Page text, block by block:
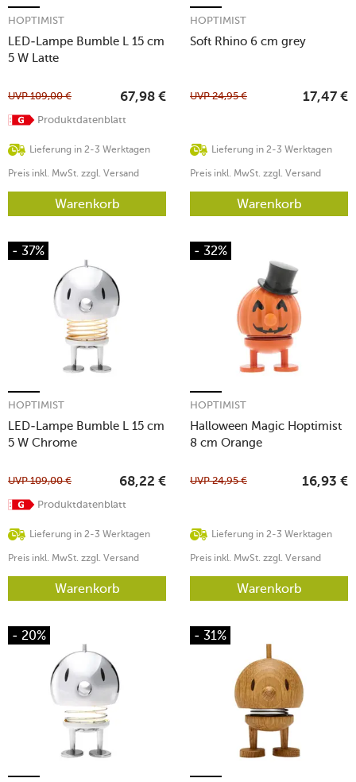
LED-Lampe Bumble L 15 cm
5 W Latte
HOPTIMIST
Lieferung in 2-3 Werktagen
UVP109,00 € 67,98 €
Preis inkl. MwSt. zzgl. Versand
Produktdatenblatt
Warenkorb
Soft Rhino 6 cm grey
HOPTIMIST
Lieferung in 2-3 Werktagen
UVP24,95 € 17,47 €
Preis inkl. MwSt. zzgl. Versand
Warenkorb
- 37%
LED-Lampe Bumble L 15 cm
5 W Chrome
HOPTIMIST
Lieferung in 2-3 Werktagen
UVP109,00 € 68,22 €
Preis inkl. MwSt. zzgl. Versand
Produktdatenblatt
Warenkorb
- 32%
Halloween Magic Hoptimist
8 cm Orange
HOPTIMIST
Lieferung in 2-3 Werktagen
UVP24,95 € 16,93 €
Preis inkl. MwSt. zzgl. Versand
Warenkorb
- 20% - 31%